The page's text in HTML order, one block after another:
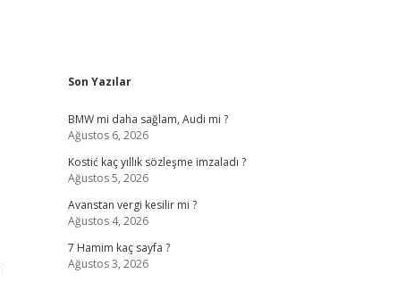
Sidebar
Son Yazılar
BMW mi daha sağlam, Audi mi ?
Ağustos 6, 2026
Kostić kaç yıllık sözleşme imzaladı ?
Ağustos 5, 2026
Avanstan vergi kesilir mi ?
Ağustos 4, 2026
7 Hamim kaç sayfa ?
Ağustos 3, 2026